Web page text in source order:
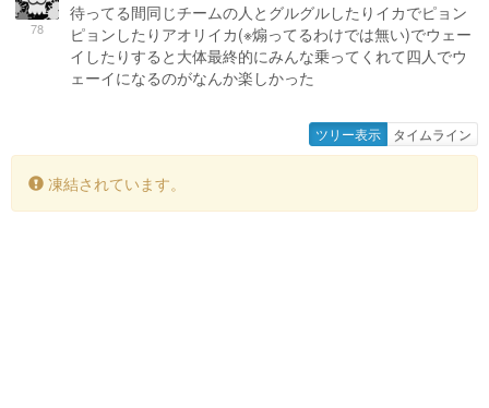
78
待ってる間同じチームの人とグルグルしたりイカでピョン
ピョンしたりアオリイカ(※煽ってるわけでは無い)でウェー
イしたりすると大体最終的にみんな乗ってくれて四人でウ
ェーイになるのがなんか楽しかった
ツリー表示 タイムライン
凍結されています。